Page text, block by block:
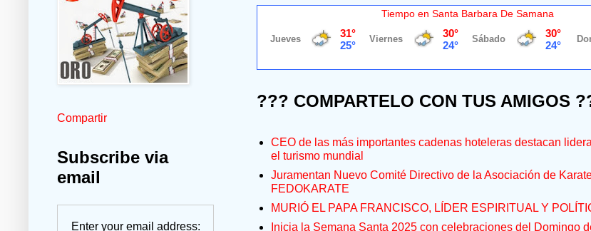
Tiempo en Santa Barbara De Samana
??? COMPARTELO CON TUS AMIGOS
CEO de las más importantes cadenas hoteleras destacan
el turismo mundial
Juramentan Nuevo Comité Directivo de la Asociación de
FEDOKARATE
MURIÓ EL PAPA FRANCISCO, LÍDER ESPIRITUAL Y
Inicia la Semana Santa 2025 con celebraciones del Domingo
Compartir
Subscribe via
email
Enter your email address: